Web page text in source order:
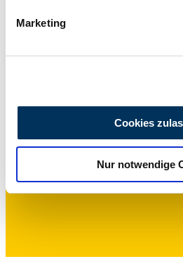
bestimmten Merkmalen
Erfahren Sie mehr darüber, wie
analysieren. Außerdem geben
Verwendung unserer Website an
soziale Medien, Werbung und
Marketing
Cookies
Nur notwendige
1 / 1